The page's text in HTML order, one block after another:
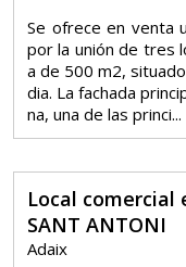
Se ofrece en venta
por la unión de tres
a de 500 m2,
dia. La fachada
na, una de las princi...
Local comercial
SANT ANTONI
Adaix